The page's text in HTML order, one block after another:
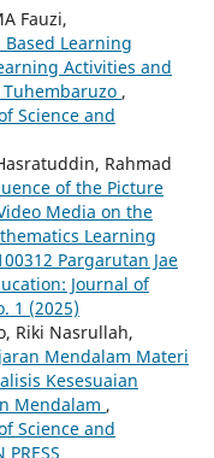
Fauzi,
Learning
Activities and
Tuhembaruzo ,
Science and
Rahmad
of the Picture
Media on the
Learning
Pargarutan Jae
Journal of
1 (2025)
Riki Nasrullah,
Mendalam Materi
Kesesuaian
Mendalam ,
Science and